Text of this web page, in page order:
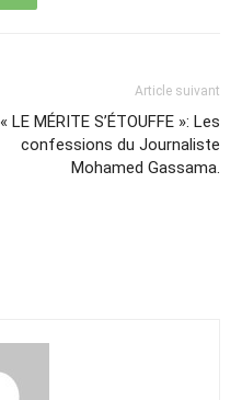
Article suivant
« LE MÉRITE S’ÉTOUFFE »: Les
confessions du Journaliste
Mohamed Gassama.